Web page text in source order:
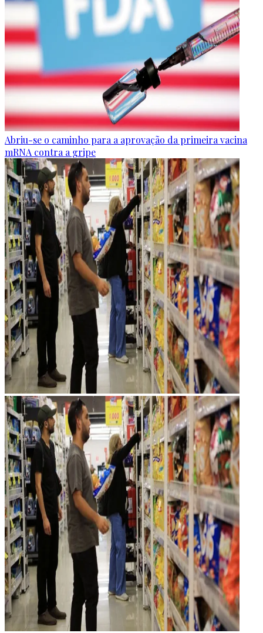
Abriu-se o caminho para a aprovação da primeira vacina
mRNA contra a gripe